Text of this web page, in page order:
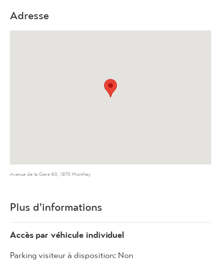
Adresse
Avenue de la Gare 60, 1870 Monthey
Plus d'informations
Accès par véhicule individuel
Parking visiteur à disposition: Non